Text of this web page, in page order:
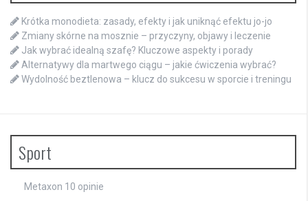
Krótka monodieta: zasady, efekty i jak uniknąć efektu jo-jo
Zmiany skórne na mosznie – przyczyny, objawy i leczenie
Jak wybrać idealną szafę? Kluczowe aspekty i porady
Alternatywy dla martwego ciągu – jakie ćwiczenia wybrać?
Wydolność beztlenowa – klucz do sukcesu w sporcie i treningu
Sport
Metaxon 10 opinie